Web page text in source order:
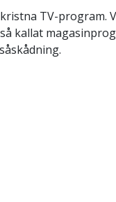
TV-program.
kallat